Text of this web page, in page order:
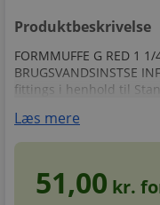
Produktbeskrivelse
FORMMUFFE G RED 1
BRUGSVANDSINSTSE
fittings i henhold til
Læs mere
51,00 kr.